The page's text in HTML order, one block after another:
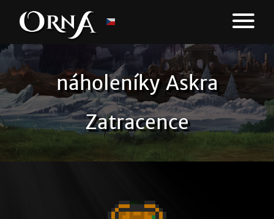
náholeníky Askra
Zatracence